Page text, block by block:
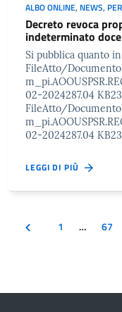
ALBO ONLINE, NEWS,
Decreto revoca
indeterminato
Si pubblica quanto
FileAtto/
02-2024287.04
FileAtto/
02-2024287.04
LEGGI DI PIÙ
1 … 67